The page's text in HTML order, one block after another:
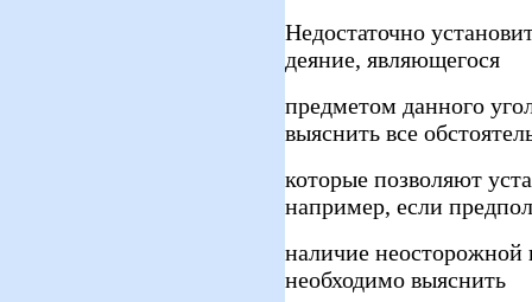
Недостаточно
деяние, являющегося
предметом данного
выяснить все
которые позволяют
например, если
наличие
необходимо выяснить